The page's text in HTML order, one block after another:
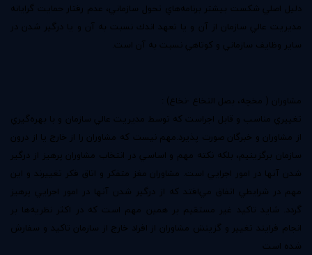
دليل اصلي شكست بيشتر برنامه‌هاي تحول سازماني‌، عدم رفتار حمايت گرايانه
مديريت عالي سازمان از آن و يا تعهد اندك نسبت به آن و يا در‌گير شدن در
ساير وظايف سازماني و كوتاهي نسبت به آن است.
مشاوران ( مخچه‌، بصل النخاع -نخاع) :
تغييري مناسب و قابل اجراست كه توسط مديريت عالي سازمان و با بهره‌گيري
از مشاوران و خبرگان صورت پذيرد.مهم نيست كه مشاوران را از خارج يا از درون
سازمان برگزينيم‌، بلكه نكته مهم و اساسي در انتخاب مشاوران پرهيز از درگير
شدن آنها در امور اجرايي است. مشاوران مغز متفكر و اتاق فكر تغييرند و اين
مهم در شرايطي اتفاق مي‌افتد كه از درگير شدن آنها در امور اجرايي پرهيز
گردد. شايد تاكيد غير مستقيم بر همين مهم است كه در اكثر نظريه‌ها بر
انجام فرايند تغيير و گزينش مشاوران از افراد خارج از سازمان تاكيد و سفارش
شده است